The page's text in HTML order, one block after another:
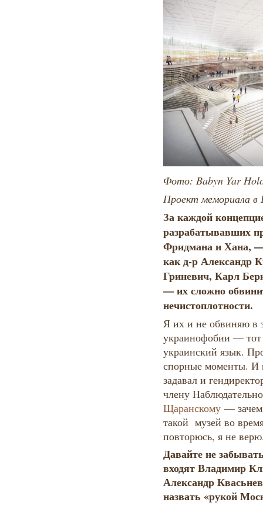
Фото: Babyn Yar
Проект мемориала в
За каждой
разрабатывавших
Фридмана и Хана,
как д-р Александр
Гриневич, Карл
— их сложно
нечистоплотности.
Я их и не обвиняю в
украинофобии — тот
украинский язык.
спорные моменты. И
задавал и
члену
Щаранскому— зачем
такой музей во
повторюсь, я не
Давайте не
входят Владимир
Александр
назвать «рукой